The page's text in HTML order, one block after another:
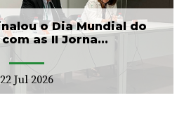
o Dia Mundial do
as II Jorna...
22 Jul 2026